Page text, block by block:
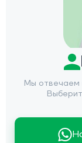
Мы отвечаем